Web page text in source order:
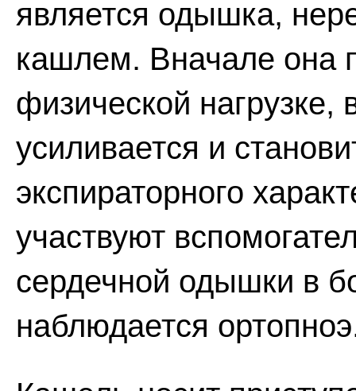
является одышка,
кашлем. Вначале она
физической
усиливается и
экспираторного
участвуют
сердечной одышки в
наблюдается